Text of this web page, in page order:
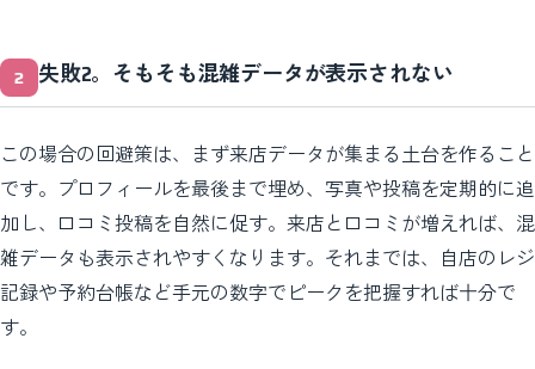
失敗2。そもそも混雑データが表示されない
この場合の回避策は、まず来店データが集まる土台を作ること
です。プロフィールを最後まで埋め、写真や投稿を定期的に追
加し、口コミ投稿を自然に促す。来店と口コミが増えれば、混
雑データも表示されやすくなります。それまでは、自店のレジ
記録や予約台帳など手元の数字でピークを把握すれば十分で
す。